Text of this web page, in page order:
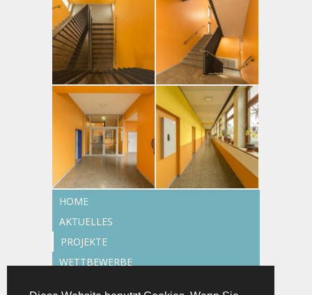
HOME
AKTUELLES
PROJEKTE
WETTBEWERBE